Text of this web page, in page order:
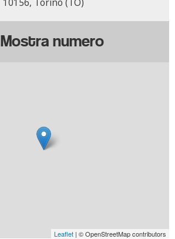
10156, Torino (TO)
Mostra numero
Leaflet | © OpenStreetMap contributors